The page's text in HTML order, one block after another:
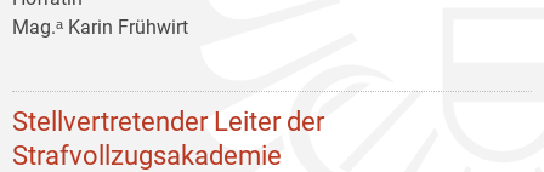
Mag.ᵃ Karin Frühwirt
Stellvertretender Leiter der
Strafvollzugsakademie